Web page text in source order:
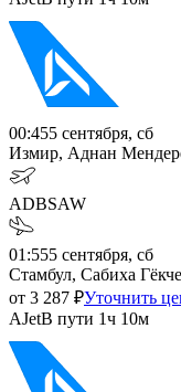
00:455 сентября, сб
Измир, Аднан
ADBSAW
01:555 сентября, сб
Стамбул, Сабиха
от 3 287 ₽Уточнить
AJetВ пути 1ч 10м